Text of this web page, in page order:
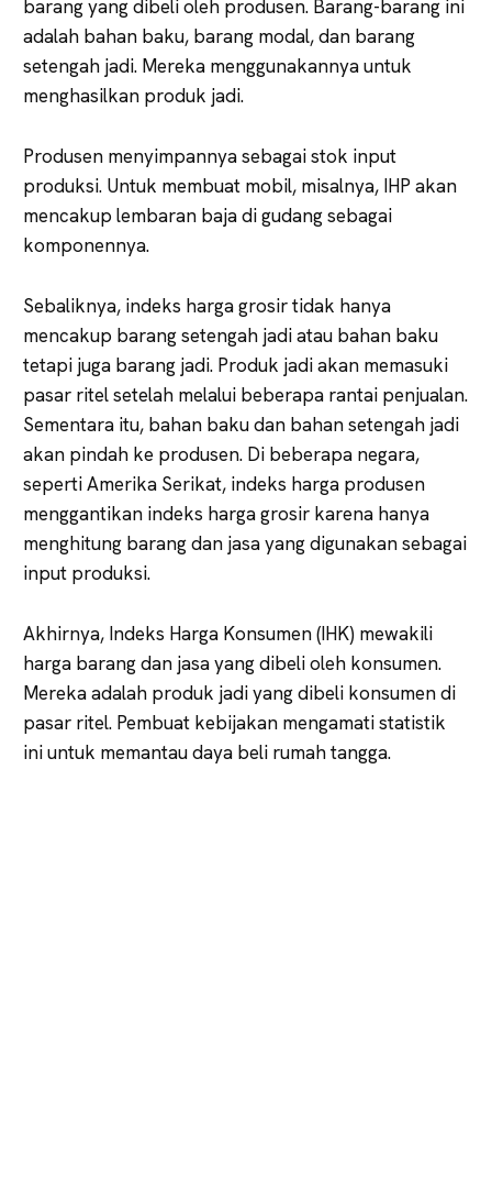
barang yang dibeli oleh produsen. Barang-barang ini
adalah bahan baku, barang modal, dan barang
setengah jadi. Mereka menggunakannya untuk
menghasilkan produk jadi.
Produsen menyimpannya sebagai stok input
produksi. Untuk membuat mobil, misalnya, IHP akan
mencakup lembaran baja di gudang sebagai
komponennya.
Sebaliknya, indeks harga grosir tidak hanya
mencakup barang setengah jadi atau bahan baku
tetapi juga barang jadi. Produk jadi akan memasuki
pasar ritel setelah melalui beberapa rantai penjualan.
Sementara itu, bahan baku dan bahan setengah jadi
akan pindah ke produsen. Di beberapa negara,
seperti Amerika Serikat, indeks harga produsen
menggantikan indeks harga grosir karena hanya
menghitung barang dan jasa yang digunakan sebagai
input produksi.
Akhirnya, Indeks Harga Konsumen (IHK) mewakili
harga barang dan jasa yang dibeli oleh konsumen.
Mereka adalah produk jadi yang dibeli konsumen di
pasar ritel. Pembuat kebijakan mengamati statistik
ini untuk memantau daya beli rumah tangga.